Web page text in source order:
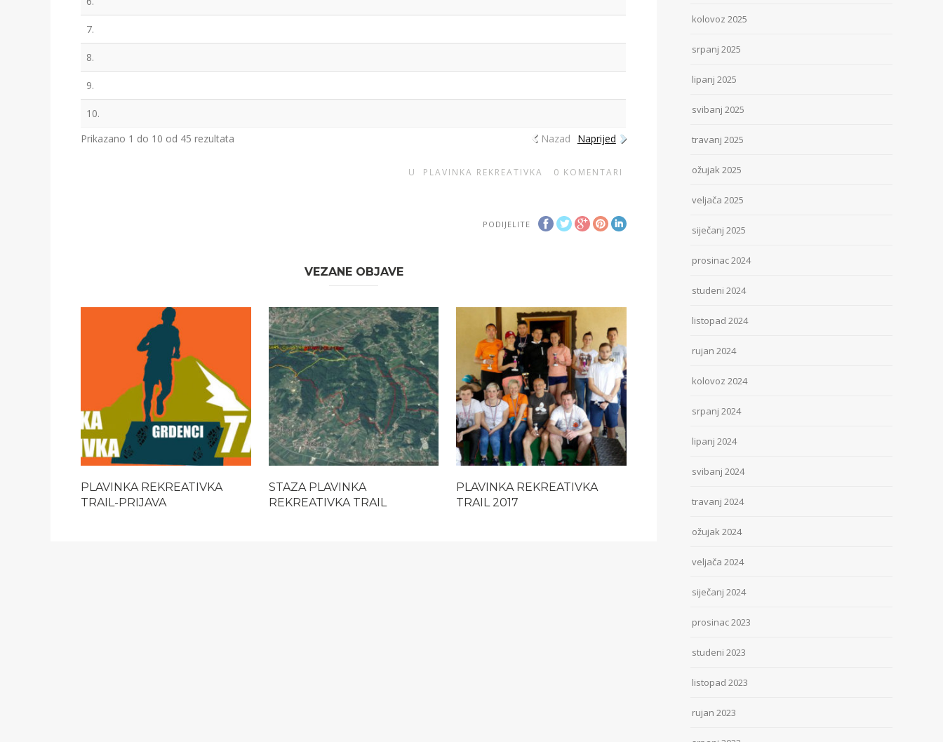
7.
8.
9.
10.
Prikazano 1 do 10 od 45 rezultata
Nazad Naprijed
U PLAVINKA REKREATIVKA 0 KOMENTARI
PODIJELITE
VEZANE OBJAVE
PLAVINKA REKREATIVKA
TRAIL-PRIJAVA
STAZA PLAVINKA
REKREATIVKA TRAIL
PLAVINKA REKREATIVKA
TRAIL 2017
kolovoz 2025
srpanj 2025
lipanj 2025
svibanj 2025
travanj 2025
ožujak 2025
veljača 2025
siječanj 2025
prosinac 2024
studeni 2024
listopad 2024
rujan 2024
kolovoz 2024
srpanj 2024
lipanj 2024
svibanj 2024
travanj 2024
ožujak 2024
veljača 2024
siječanj 2024
prosinac 2023
studeni 2023
listopad 2023
rujan 2023